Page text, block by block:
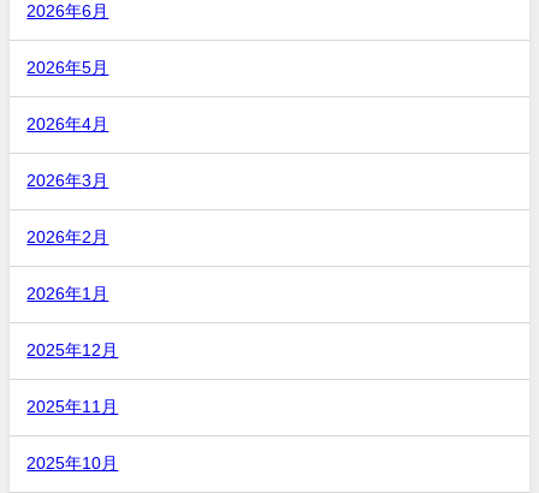
2026年6月
2026年5月
2026年4月
2026年3月
2026年2月
2026年1月
2025年12月
2025年11月
2025年10月